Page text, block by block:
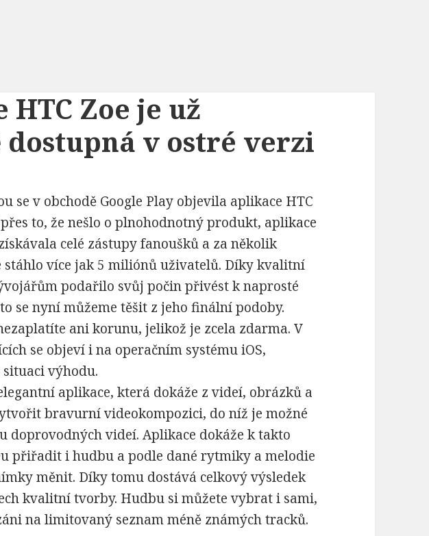
Zoe je už
dostupná v ostré verzi
se v obchodě Google Play objevila aplikace HTC
to, že nešlo o plnohodnotný produkt, aplikace
celé zástupy fanoušků a za několik
stáhlo více jak 5 miliónů uživatelů. Díky kvalitní
podařilo svůj počin přivést k naprosté
se nyní můžeme těšit z jeho finální podoby.
ani korunu, jelikož je zcela zdarma. V
se objeví i na operačním systému iOS,
výhodu.
aplikace, která dokáže z videí, obrázků a
bravurní videokompozici, do níž je možné
doprovodných videí. Aplikace dokáže k takto
přiřadit i hudbu a podle dané rytmiky a melodie
měnit. Díky tomu dostává celkový výsledek
kvalitní tvorby. Hudbu si můžete vybrat i sami,
na limitovaný seznam méně známých tracků.